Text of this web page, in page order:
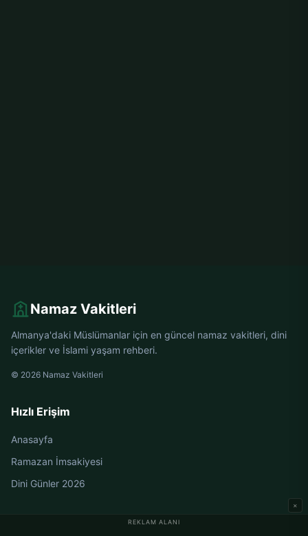
REKLAM ALANI
×
Namaz Vakitleri
Almanya'daki Müslümanlar için en güncel namaz vakitleri, dini
içerikler ve İslami yaşam rehberi.
© 2026 Namaz Vakitleri
Hızlı Erişim
Anasayfa
Ramazan İmsakiyesi
Dini Günler 2026
Almanya Namaz Vakitleri